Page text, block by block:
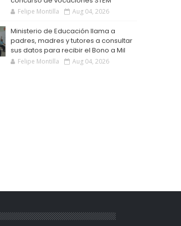
Felipe Montilla Aug 04, 2026
Ministerio de Educación llama a
padres, madres y tutores a consultar
sus datos para recibir el Bono a Mil
Felipe Montilla Aug 04, 2026